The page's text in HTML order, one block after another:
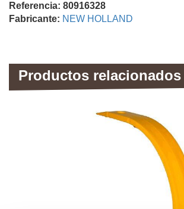
Referencia: 80916328
Fabricante: NEW HOLLAND
Productos relacionados